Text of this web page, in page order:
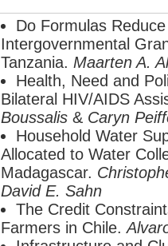
Do Formulas
Intergovernmental
Tanzania. Maarten A.
Health, Need and
Bilateral HIV/AIDS
Boussalis & Caryn
Household Water
Allocated to Water
Madagascar.
David E. Sahn
The Credit
Farmers in Chile.